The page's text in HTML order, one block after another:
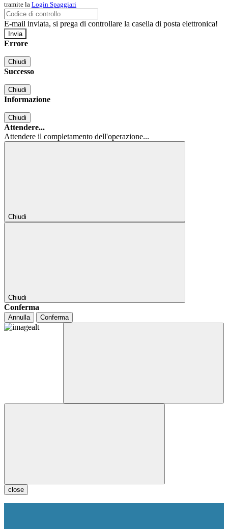
tramite la Login Spaggiari
E-mail inviata, si prega di controllare la casella di posta elettronica!
Errore
Chiudi
Successo
Chiudi
Informazione
Chiudi
Attendere...
Attendere il completamento dell'operazione...
Chiudi
Chiudi
Conferma
Annulla Conferma
close